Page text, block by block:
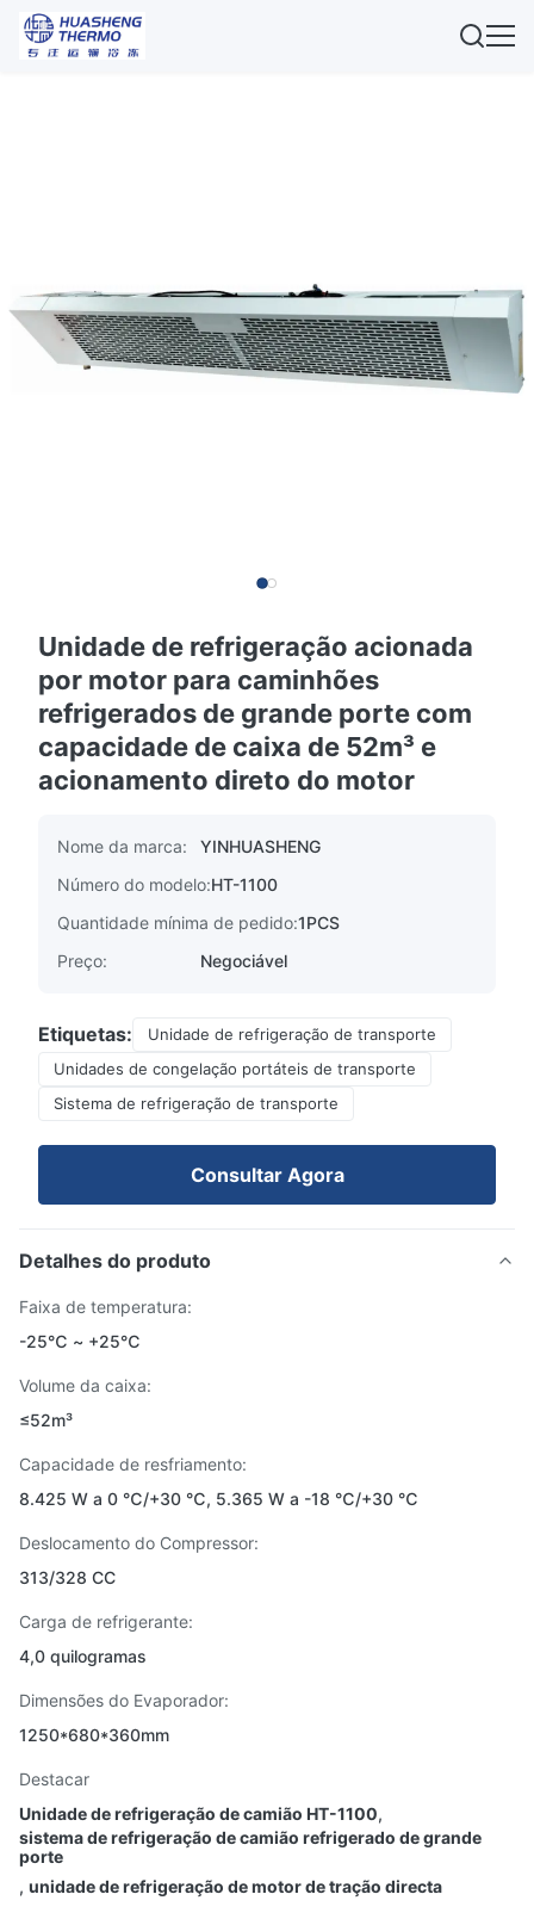
Unidade de refrigeração acionada
por motor para caminhões
refrigerados de grande porte com
capacidade de caixa de 52m³ e
acionamento direto do motor
Nome da marca:
YINHUASHENG
Número do modelo:HT-1100
Quantidade mínima de pedido:1PCS
Preço:
Negociável
Etiquetas:
Unidade de refrigeração de transporte
Unidades de congelação portáteis de transporte
Sistema de refrigeração de transporte
Consultar Agora
Detalhes do produto
Faixa de temperatura:
-25℃ ~ +25℃
Volume da caixa:
≤52m³
Capacidade de resfriamento:
8.425 W a 0 ℃/+30 ℃, 5.365 W a -18 ℃/+30 ℃
Deslocamento do Compressor:
313/328 CC
Carga de refrigerante:
4,0 quilogramas
Dimensões do Evaporador:
1250*680*360mm
Destacar
Unidade de refrigeração de camião HT-1100,
sistema de refrigeração de camião refrigerado de grande
porte
, unidade de refrigeração de motor de tração directa